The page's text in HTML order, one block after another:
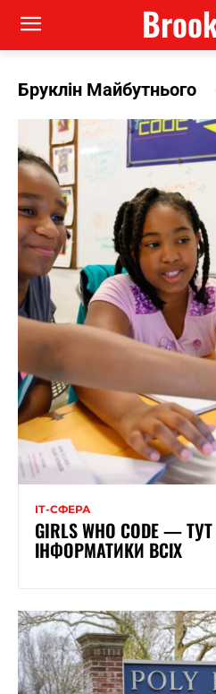
Бруклін Майбутнього
ІТ-СФЕРА
GIRLS WHO CODE —
ІНФОРМАТИКИ ВСІХ